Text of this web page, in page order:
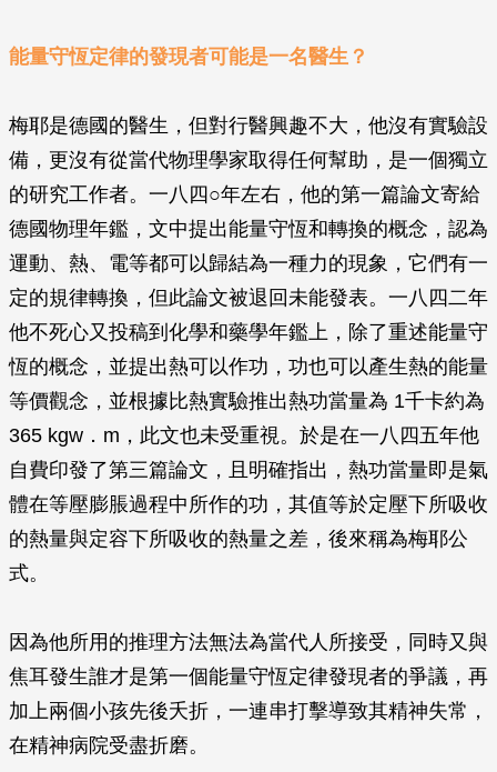
能量守恆定律的發現者可能是一名醫生？
梅耶是德國的醫生，但對行醫興趣不大，他沒有實驗設
備，更沒有從當代物理學家取得任何幫助，是一個獨立
的研究工作者。一八四○年左右，他的第一篇論文寄給
德國物理年鑑，文中提出能量守恆和轉換的概念，認為
運動、熱、電等都可以歸結為一種力的現象，它們有一
定的規律轉換，但此論文被退回未能發表。一八四二年
他不死心又投稿到化學和藥學年鑑上，除了重述能量守
恆的概念，並提出熱可以作功，功也可以產生熱的能量
等價觀念，並根據比熱實驗推出熱功當量為 1千卡約為
365 kgw．m，此文也未受重視。於是在一八四五年他
自費印發了第三篇論文，且明確指出，熱功當量即是氣
體在等壓膨脹過程中所作的功，其值等於定壓下所吸收
的熱量與定容下所吸收的熱量之差，後來稱為梅耶公
式。
因為他所用的推理方法無法為當代人所接受，同時又與
焦耳發生誰才是第一個能量守恆定律發現者的爭議，再
加上兩個小孩先後夭折，一連串打擊導致其精神失常，
在精神病院受盡折磨。